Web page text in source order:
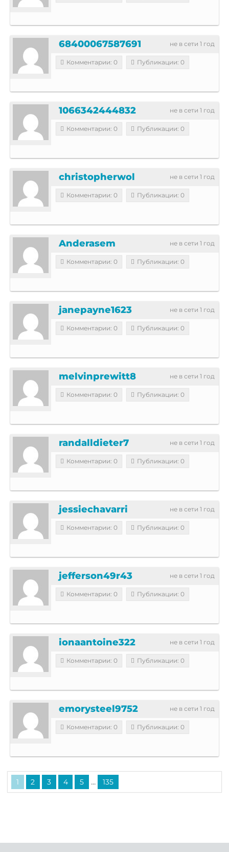
не в сети 1 год
68400067587691
Комментарии: 0 Публикации: 0
не в сети 1 год
1066342444832
Комментарии: 0 Публикации: 0
не в сети 1 год
christopherwol
Комментарии: 0 Публикации: 0
не в сети 1 год
Anderasem
Комментарии: 0 Публикации: 0
не в сети 1 год
janepayne1623
Комментарии: 0 Публикации: 0
не в сети 1 год
melvinprewitt8
Комментарии: 0 Публикации: 0
не в сети 1 год
randalldieter7
Комментарии: 0 Публикации: 0
не в сети 1 год
jessiechavarri
Комментарии: 0 Публикации: 0
не в сети 1 год
jefferson49r43
Комментарии: 0 Публикации: 0
не в сети 1 год
ionaantoine322
Комментарии: 0 Публикации: 0
не в сети 1 год
emorysteel9752
Комментарии: 0 Публикации: 0
1 2 3 4 5 ... 135